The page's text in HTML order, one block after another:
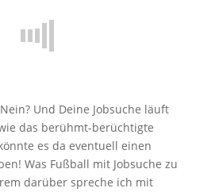
Und Deine Jobsuche läuft
das berühmt-berüchtigte
es da eventuell einen
Was Fußball mit Jobsuche zu
darüber spreche ich mit